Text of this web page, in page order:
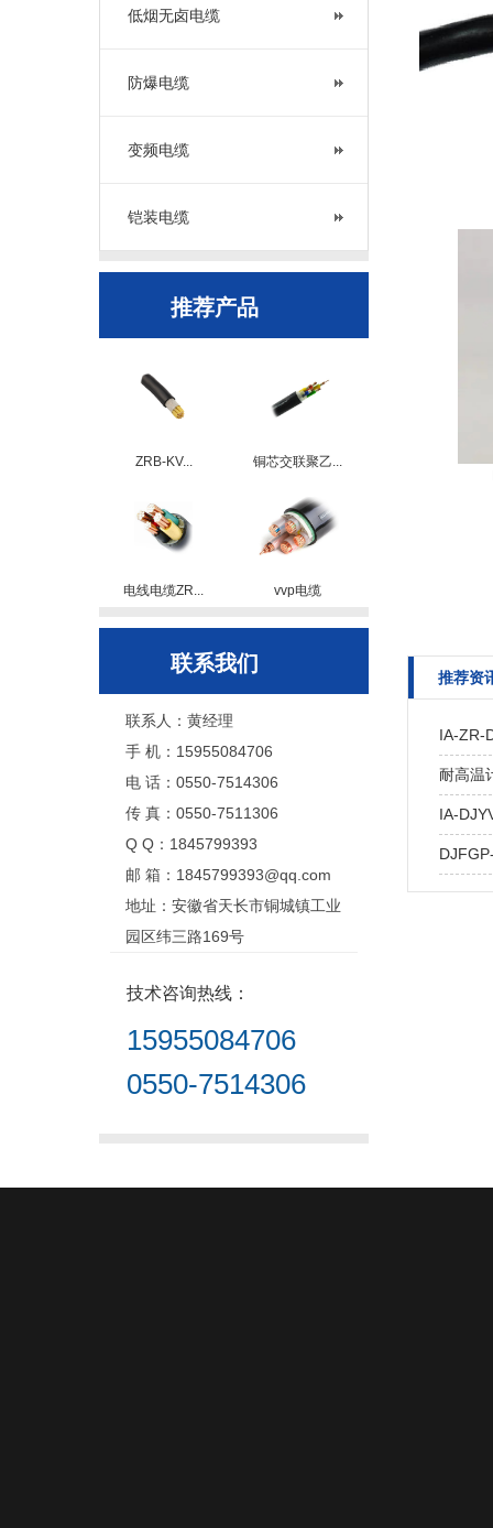
低烟无卤电缆
防爆电缆
变频电缆
铠装电缆
推荐产品
ZRB-KV... 铜芯交联聚乙...
电线电缆ZR... vvp电缆
联系我们
联系人：黄经理
手 机：15955084706
电 话：0550-7514306
传 真：0550-7511306
Q Q：1845799393
邮 箱：1845799393@qq.com
地址：安徽省天长市铜城镇工业
园区纬三路169号
技术咨询热线：
15955084706
0550-7514306
推荐资
IA-ZR-
耐高温
IA-